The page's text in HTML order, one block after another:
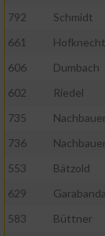
792
Schmidt
661
Hofknecht
606
Dumbach
602
Riedel
735
736
553
Bätzold
629
583
Büttner
von Inhalten
Verwendung
Analyse von
verschiedenen